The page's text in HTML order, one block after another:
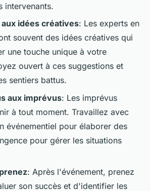
intervenants.
idées créatives: Les experts en
souvent des idées créatives qui
une touche unique à votre
ouvert à ces suggestions et
sentiers battus.
aux imprévus: Les imprévus
à tout moment. Travaillez avec
événementiel pour élaborer des
pour gérer les situations
: Après l'événement, prenez
son succès et d'identifier les